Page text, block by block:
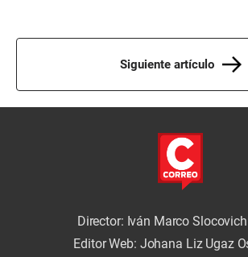
Siguiente artículo
Director: Iván Marco
Editor Web: Johana Liz Ugaz